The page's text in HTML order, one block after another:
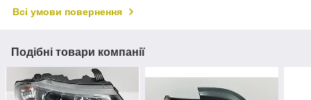
Всі умови повернення
Подібні товари компанії